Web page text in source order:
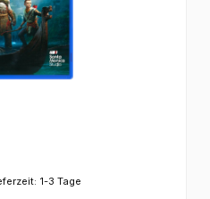
1-3 Tage